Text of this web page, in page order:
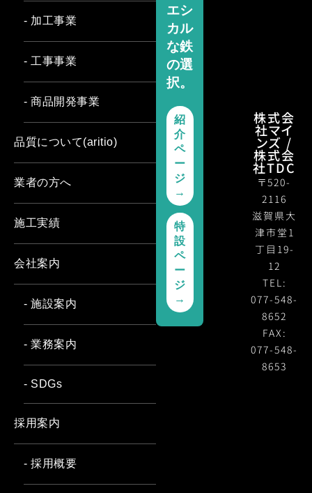
株式会
社マイ
ンズ /
株式会
社TDC
〒520-
2116
滋賀県大
津市堂1
丁目19-
12
TEL:
077-548-
8652
FAX:
077-548-
8653
エシ
カル
な鉄
の選
択。
紹
介
ペ
ー
ジ
→
特
設
ペ
ー
ジ
→
- 加工事業
- 工事事業
- 商品開発事業
品質について(aritio)
業者の方へ
施工実績
会社案内
- 施設案内
- 業務案内
- SDGs
採用案内
- 採用概要